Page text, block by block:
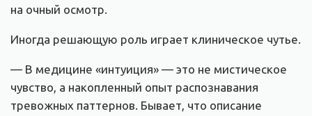
на очный осмотр.
Иногда решающую роль играет клиническое чутье.
— В медицине «интуиция» — это не мистическое
чувство, а накопленный опыт распознавания
тревожных паттернов. Бывает, что описание